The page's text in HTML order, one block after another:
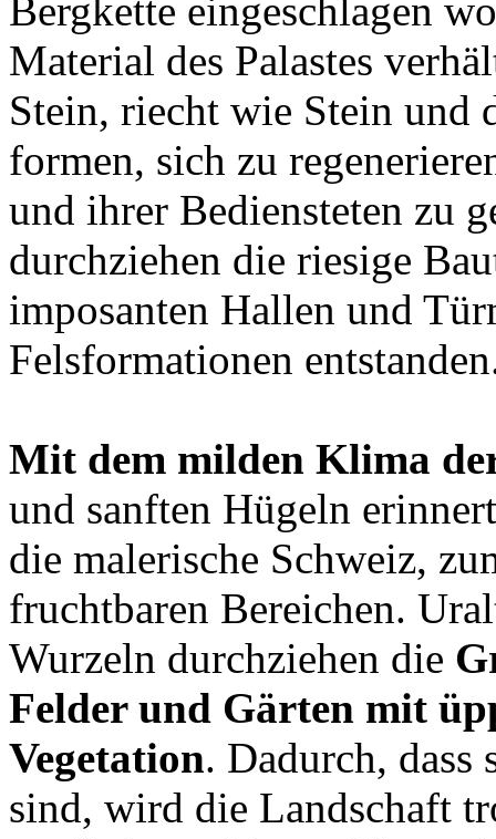
Bergkette eingeschlagen
Material des Palastes
Stein, riecht wie Stein und
formen, sich zu
und ihrer Bediensteten zu
durchziehen die riesige
imposanten Hallen und
Felsformationen
Mit dem milden Klima
und sanften Hügeln
die malerische Schweiz,
fruchtbaren Bereichen.
Wurzeln durchziehen die
Felder und Gärten mit
Vegetation. Dadurch, dass
sind, wird die Landschaft